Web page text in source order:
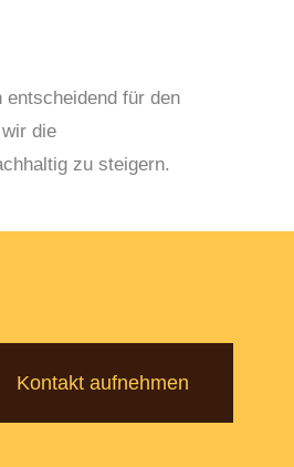
für den
die
zu steigern.
Kontakt aufnehmen